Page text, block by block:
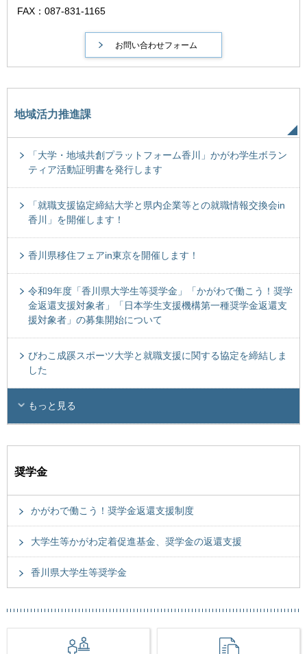
FAX：087-831-1165
地域活力推進課
「大学・地域共創プラットフォーム香川」かがわ学生ボラン
ティア活動証明書を発行します
「就職支援協定締結大学と県内企業等との就職情報交換会in
香川」を開催します！
香川県移住フェアin東京を開催します！
令和9年度「香川県大学生等奨学金」「かがわで働こう！奨学
金返還支援対象者」「日本学生支援機構第一種奨学金返還支
援対象者」の募集開始について
びわこ成蹊スポーツ大学と就職支援に関する協定を締結しま
した
もっと見る
奨学金
かがわで働こう！奨学金返還支援制度
大学生等かがわ定着促進基金、奨学金の返還支援
香川県大学生等奨学金